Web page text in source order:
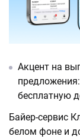
Акцент на
бесплатную
Байер-сервис
белом фоне и